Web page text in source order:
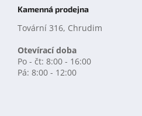
Kamenná prodejna
Tovární 316, Chrudim
Otevírací doba
Po - čt: 8:00 - 16:00
Pá: 8:00 - 12:00